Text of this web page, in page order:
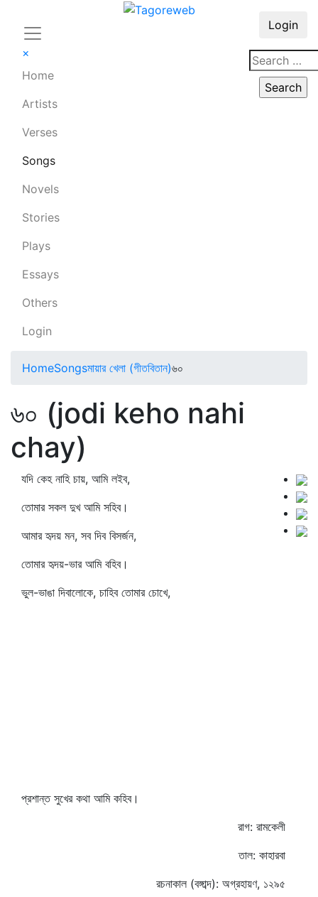
×
Home
Artists
Verses
Songs
Novels
Stories
Plays
Essays
Others
Login
Login
HomeSongsমায়ার খেলা (গীতবিতান)৬০
৬০ (jodi keho nahi
chay)
যদি কেহ নাহি চায়, আমি লইব,
তোমার সকল দুখ আমি সহিব।
আমার হৃদয় মন, সব দিব বিসর্জন,
তোমার হৃদয়-ভার আমি বহিব।
ভুল-ভাঙা দিবালোকে, চাহিব তোমার চোখে,
প্রশান্ত সুখের কথা আমি কহিব।
রাগ: রামকেলী
তাল: কাহারবা
রচনাকাল (বঙ্গাব্দ): অগ্রহায়ণ, ১২৯৫